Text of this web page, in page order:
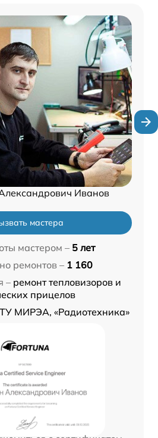
Иванов
мастера
мастером – 5 лет
ремонтов – 1 160
– ремонт тепловизоров и
прицелов
МИРЭА, «Радиотехника»